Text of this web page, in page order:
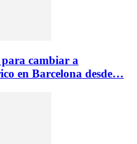
cambiar a
en Barcelona desde…